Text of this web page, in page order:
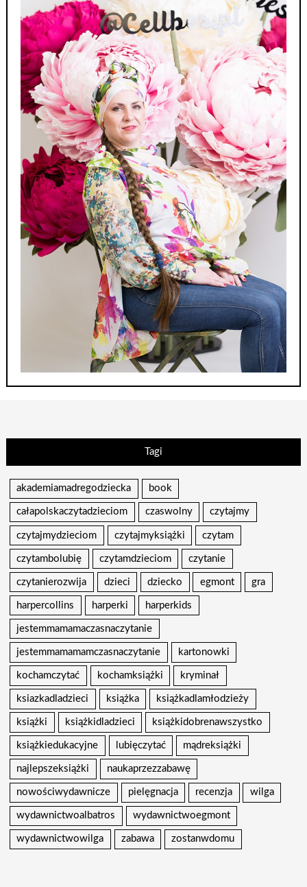
Tagi
akademiamadregodziecka book
całapolskaczytadzieciom czaswolny czytajmy
czytajmydzieciom czytajmyksiążki czytam
czytambolubię czytamdzieciom czytanie
czytanierozwija dzieci dziecko egmont gra
harpercollins harperki harperkids
jestemmamamaczasnaczytanie
jestemmamamamczasnaczytanie kartonowki
kochamczytać kochamksiążki kryminał
ksiazkadladzieci książka książkadlamłodzieży
książki książkidladzieci książkidobrenawszystko
książkiedukacyjne lubięczytać mądreksiążki
najlepszeksiążki naukaprzezzabawę
nowościwydawnicze pielęgnacja recenzja wilga
wydawnictwoalbatros wydawnictwoegmont
wydawnictwowilga zabawa zostanwdomu